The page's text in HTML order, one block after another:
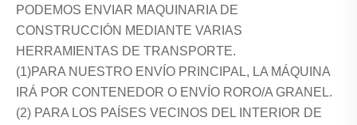
PODEMOS ENVIAR MAQUINARIA DE
CONSTRUCCIÓN MEDIANTE VARIAS
HERRAMIENTAS DE TRANSPORTE.
(1)PARA NUESTRO ENVÍO PRINCIPAL, LA MÁQUINA
IRÁ POR CONTENEDOR O ENVÍO RORO/A GRANEL.
(2) PARA LOS PAÍSES VECINOS DEL INTERIOR DE